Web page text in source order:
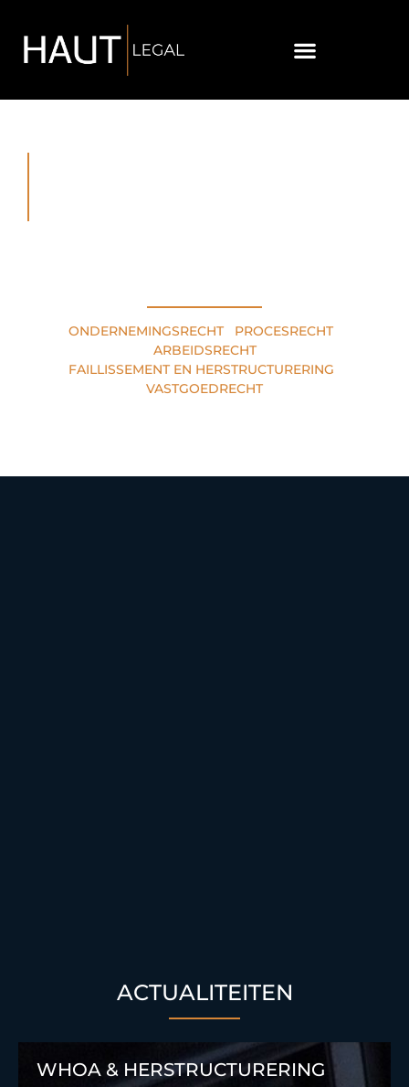
ONDERNEMINGSRECHT• PROCESRECHT•
ARBEIDSRECHT
FAILLISSEMENT EN HERSTRUCTURERING
VASTGOEDRECHT
ACTUALITEITEN
WHOA & HERSTRUCTURERING